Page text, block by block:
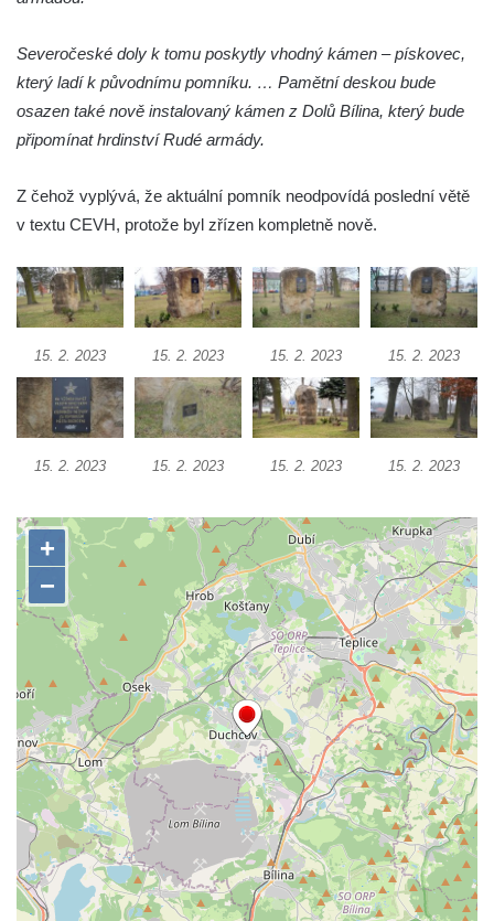
Kenotaf Václava Floriána na hřbitově v
Lužci nad Vltavou
Kenotaf Miloslava Švice na hřbitově v Lužci
nad Vltavou
nad Vltavou
v Lužci nad Vltavou
Pomník Ladislava Sedláčka a Karla Pelce u
silnice severně od Lužce nad Vltavou
Hrobčicích
Pomník obětem válek v Hrobčicích
Pomník obětem válek v Mirošovicích
Račicích
Hrob Jiřího Dovhomilji na hřbitově v
Hrob Antonína Medáčka na hřbitově v
Račicích
Hrob Josefa Moravce a Miroslava Moravce
na hřbitově v Dobříni
Pomník obětem válek na hřbitově v Dobříni
Pomník obětem 1. světové války v Lužici
Kenotaf Josefa Matese na hřbitově v Lužici
Pamětní deska Giuseppe Capella na
hřbitově v Lužici
Kenotaf Emila Miksche na hřbitově v Lužici
Severočeské doly k tomu poskytly vhodný kámen – pískovec,
který ladí k původnímu pomníku. … Pamětní deskou bude
osazen také nově instalovaný kámen z Dolů Bílina, který bude
připomínat hrdinství Rudé armády.
Z čehož vyplývá, že aktuální pomník neodpovídá poslední větě
v textu CEVH, protože byl zřízen kompletně nově.
15. 2. 2023 15. 2. 2023 15. 2. 2023 15. 2. 2023
15. 2. 2023 15. 2. 2023 15. 2. 2023 15. 2. 2023